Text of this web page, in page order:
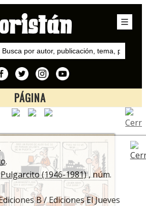
PÁGINA
Inicio
Carioco
.
.
Pulgarcito (1946-1981), núm.
B / Ediciones El Jueves